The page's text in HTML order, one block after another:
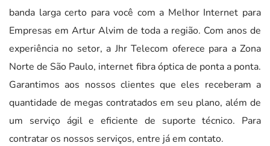
banda larga certo para você com a Melhor Internet para
Empresas em Artur Alvim de toda a região. Com anos de
experiência no setor, a Jhr Telecom oferece para a Zona
Norte de São Paulo, internet fibra óptica de ponta a ponta.
Garantimos aos nossos clientes que eles receberam a
quantidade de megas contratados em seu plano, além de
um serviço ágil e eficiente de suporte técnico. Para
contratar os nossos serviços, entre já em contato.